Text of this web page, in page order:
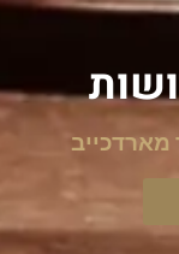
מארדכייב